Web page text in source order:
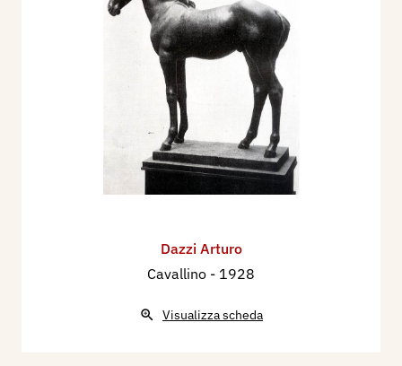
Dazzi Arturo
Cavallino - 1928
Visualizza scheda